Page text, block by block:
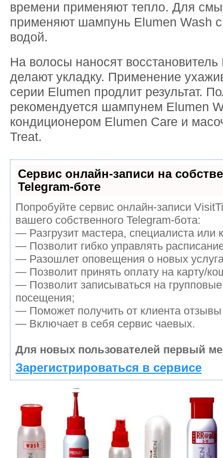
времени применяют тепло. Для
применяют шампунь Elumen Wash с
водой.
На волосы наносят
делают укладку. Применение
серии Elumen продлит результат.
рекомендуется шампунем Elumen
кондиционером Elumen Care и
Treat.
Сервис онлайн-записи на
Telegram-боте
Попробуйте сервис онлайн-записи
вашего собственного Telegram-бота:
— Разгрузит мастера, специалиста или
— Позволит гибко управлять
— Разошлет оповещения о новых
— Позволит принять оплату на карту/
— Позволит записываться на
посещения;
— Поможет получить от клиента отзывы
— Включает в себя сервис чаевых.
Для новых пользователей первый
Зарегистрироваться в сервисе